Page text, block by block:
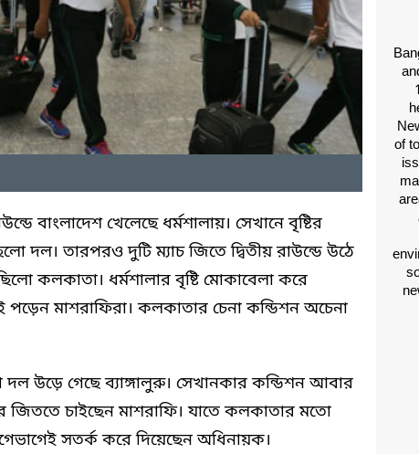
বাংলাদেশ খেলেছে ধর্মশালায়। সেখানে বৃষ্টির
দল। তারপরও দুটি ম্যাচ জিতে দ্বিতীয় রাউন্ডে উঠে
কলকাতা। ধর্মশালার বৃষ্টি মোকাবেলা করে
মাশরাফিরা। কলকাতার চেনা কন্ডিশন অচেনা
উড়ে গেছে ব্যাঙ্গালুরু। সেখানকার কন্ডিশন আবার
জিততে চাইছেন মাশরাফি। যাতে কলকাতার মতো
সতর্ক করে দিয়েছেন অধিনায়ক।
of